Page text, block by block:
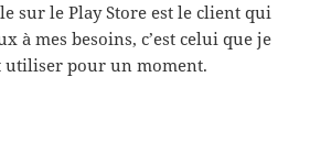
sur le Play Store est le client qui
à mes besoins, c’est celui que je
utiliser pour un moment.